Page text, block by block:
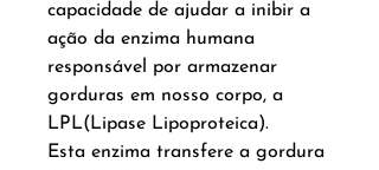
capacidade de ajudar a inibir a
ação da enzima humana
responsável por armazenar
gorduras em nosso corpo, a
LPL(Lipase Lipoproteica).
Esta enzima transfere a gordura